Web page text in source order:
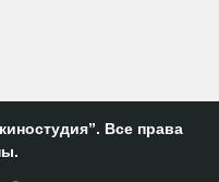
Все права